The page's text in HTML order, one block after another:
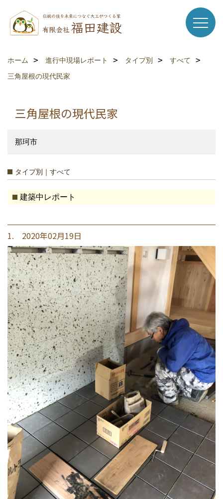
ホーム 進行中現場レポート タイプ別
すべて
三角屋根の現代民家
三角屋根の現代民家
那珂市
タイプ別｜すべて
建築中レポート
1. 2020年02月19日